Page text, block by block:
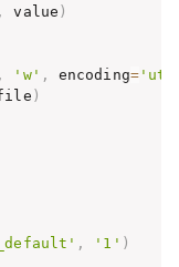
, value )
, 'w' , encoding=
)
, '1' )